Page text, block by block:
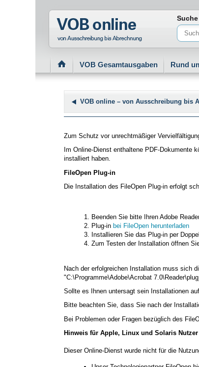
Normenportal Suche
VOB Gesamtausgaben Rund
VOB online – von Ausschreibung bis
Zum Schutz vor unrechtmäßiger
Im Online-Dienst enthaltene PDF-Dokumente
installiert haben.
FileOpen Plug-in
Die Installation des FileOpen Plug-in erfolgt
Beenden Sie bitte Ihren Adobe
Plug-inbei FileOpen herunterladen
Installieren Sie das Plug-in per
Zum Testen der Installation öffnen
Nach der erfolgreichen Installation muss sich
"C:\Programme\Adobe\Acrobat
Sollte es Ihnen untersagt sein Installationen
Bitte beachten Sie, dass Sie nach der
Bei Problemen oder Fragen bezüglich des
Hinweis für Apple, Linux und Solaris Nutzer
Dieser Online-Dienst wurde nicht für die